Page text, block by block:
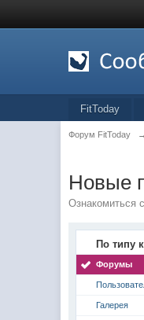
FitToday
Форум FitToday →
Новые
Ознакомиться
По типу
Форумы
Галерея